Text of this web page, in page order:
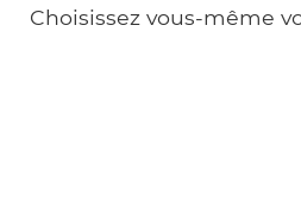
Choisissez vous-même